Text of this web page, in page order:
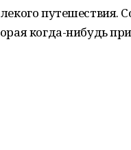
путешествия.
когда-нибудь